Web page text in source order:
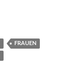
FRAUEN